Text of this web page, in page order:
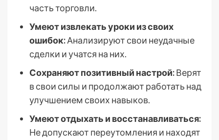
часть торговли.
Умеют извлекать уроки из своих
ошибок:Анализируют свои неудачные
сделки и учатся на них.
Сохраняют позитивный настрой:Верят
в свои силы и продолжают работать над
улучшением своих навыков.
Умеют отдыхать и восстанавливаться:
Не допускают переутомления и находят